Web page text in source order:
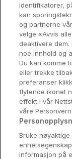
identifikatorer,
kan
og partnerne
velge «Avvis
deaktivere
noe innhold og
Du kan komme
eller trekke
preferanser
flytende ikonet
effekt i vår
våre
Bruke
informasjon på